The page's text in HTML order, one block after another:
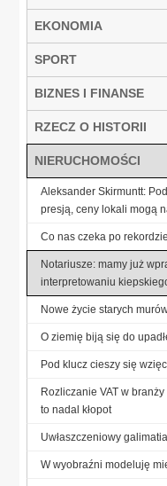
EKONOMIA
SPORT
BIZNES I FINANSE
RZECZ O HISTORII
NIERUCHOMOŚCI
Aleksander Skirmuntt:
presją, ceny lokali mogą
Co nas czeka po
Notariusze: mamy już
interpretowaniu
Nowe życie starych
O ziemię biją się do
Pod klucz cieszy się
Rozliczanie VAT w
to nadal kłopot
Uwłaszczeniowy
W wyobraźni modeluję